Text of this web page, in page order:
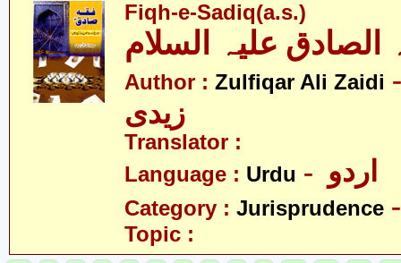
Fiqh-e-Sadiq(a.s.)
الصادق علیہ السلام
Author : Zulfiqar Ali Zaidi علی
زیدی
Translator :
Language : Urdu
Category : Jurisprudence
Topic :